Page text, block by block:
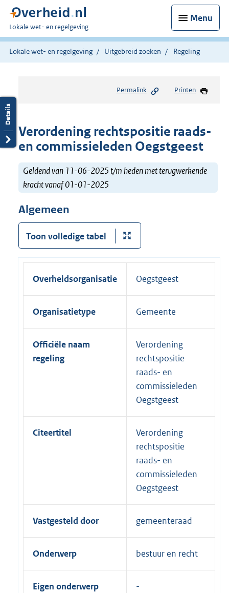
Menu
U
bent
hier:
Lokale wet- en regelgeving
Lokale wet- en regelgeving Uitgebreid zoeken Regeling
Permalink Printen
Verordening rechtspositie raads-
en commissieleden Oegstgeest
Geldend van 11-06-2025 t/m heden met terugwerkende
kracht vanaf 01-01-2025
Algemeen
Toon volledige tabel
Overheidsorganisatie Oegstgeest
Organisatietype Gemeente
Officiële naam
regeling
Verordening
rechtspositie
raads- en
commissieleden
Oegstgeest
Citeertitel
Verordening
rechtspositie
raads- en
commissieleden
Oegstgeest
Vastgesteld door gemeenteraad
Onderwerp bestuur en recht
Eigen onderwerp